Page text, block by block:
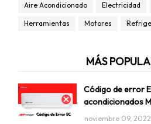
Aire Acondicionado Electricidad
Herramientas Motores
MÁS
Código de error
acondicionados
noviembre 09, 2022